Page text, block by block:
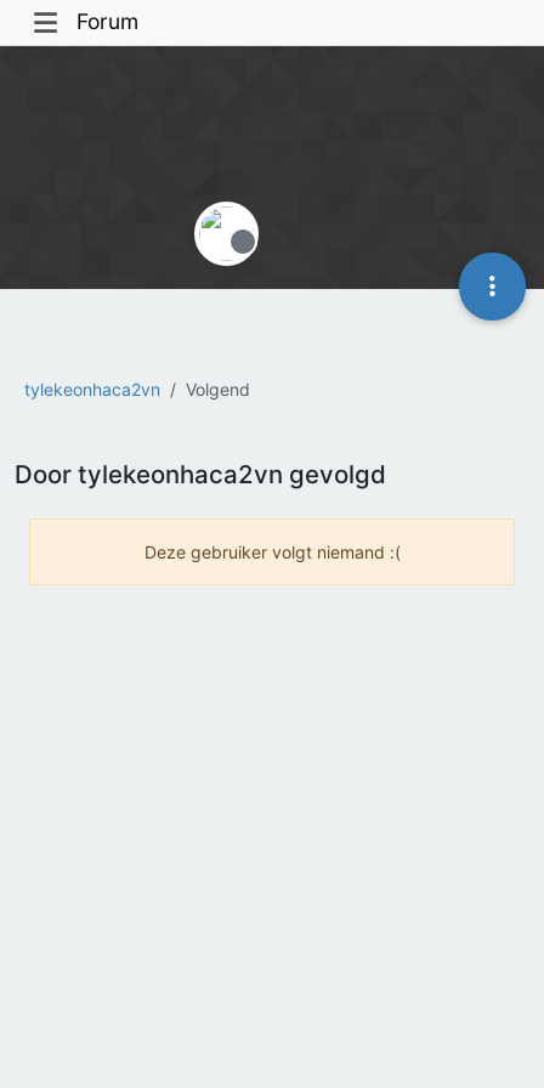
Forum
tylekeonhaca2vn Volgend
Offline
Door tylekeonhaca2vn gevolgd
Deze gebruiker volgt niemand :(